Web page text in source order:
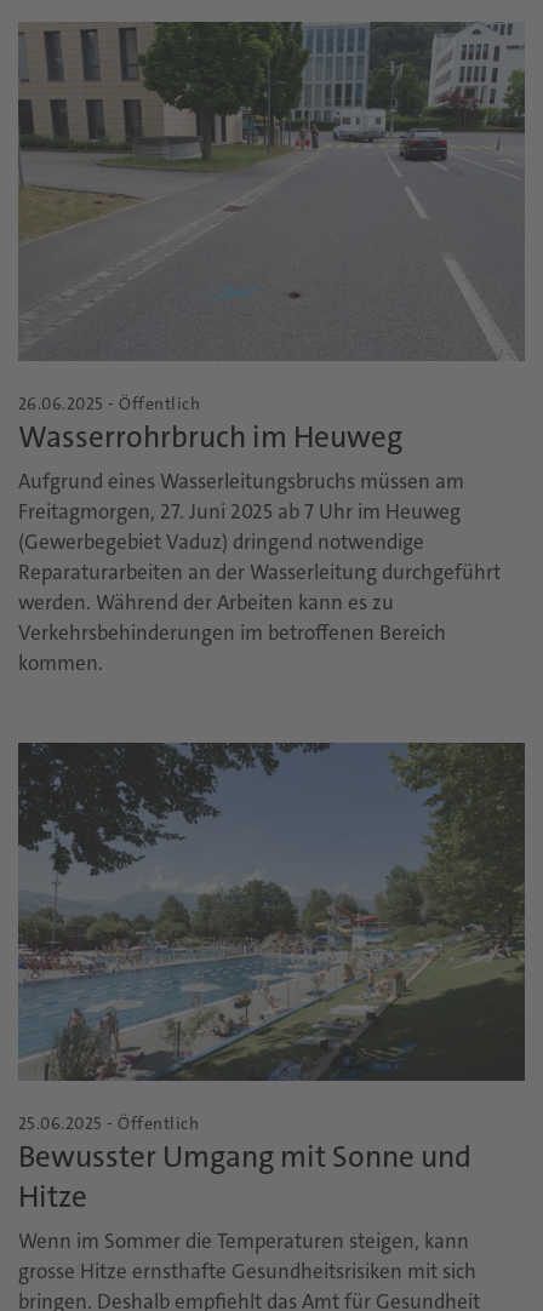
26.06.2025 - Öffentlich
Wasserrohrbruch im Heuweg
Aufgrund eines Wasserleitungsbruchs müssen am
Freitagmorgen, 27. Juni 2025 ab 7 Uhr im Heuweg
(Gewerbegebiet Vaduz) dringend notwendige
Reparaturarbeiten an der Wasserleitung durchgeführt
werden. Während der Arbeiten kann es zu
Verkehrsbehinderungen im betroffenen Bereich
kommen.
25.06.2025 - Öffentlich
Bewusster Umgang mit Sonne und
Hitze
Wenn im Sommer die Temperaturen steigen, kann
grosse Hitze ernsthafte Gesundheitsrisiken mit sich
bringen. Deshalb empfiehlt das Amt für Gesundheit